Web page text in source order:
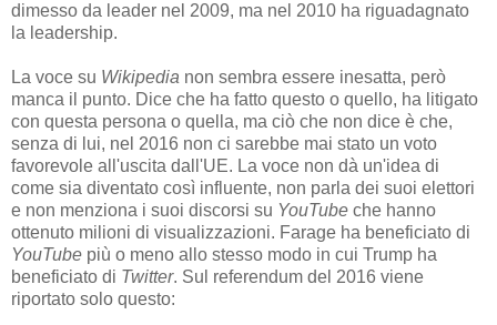
dimesso da leader nel 2009, ma nel 2010 ha riguadagnato
la leadership.
La voce su Wikipedia non sembra essere inesatta, però
manca il punto. Dice che ha fatto questo o quello, ha litigato
con questa persona o quella, ma ciò che non dice è che,
senza di lui, nel 2016 non ci sarebbe mai stato un voto
favorevole all'uscita dall'UE. La voce non dà un'idea di
come sia diventato così influente, non parla dei suoi elettori
e non menziona i suoi discorsi su YouTube che hanno
ottenuto milioni di visualizzazioni. Farage ha beneficiato di
YouTube più o meno allo stesso modo in cui Trump ha
beneficiato di Twitter. Sul referendum del 2016 viene
riportato solo questo: